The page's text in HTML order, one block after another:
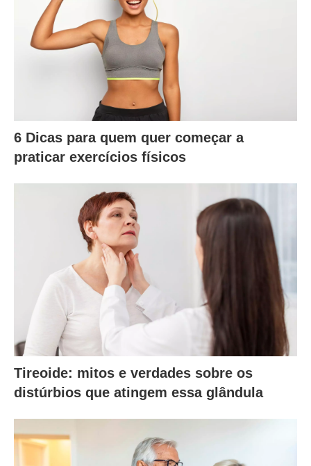
6 Dicas para quem quer começar a
praticar exercícios físicos
Tireoide: mitos e verdades sobre os
distúrbios que atingem essa glândula